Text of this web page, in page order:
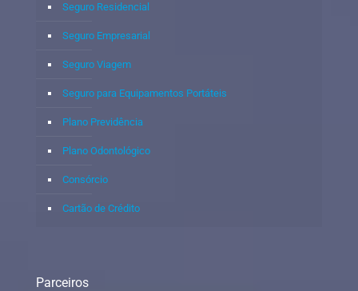
Seguro Residencial
Seguro Empresarial
Seguro Viagem
Seguro para Equipamentos Portáteis
Plano Previdência
Plano Odontológico
Consórcio
Cartão de Crédito
Parceiros